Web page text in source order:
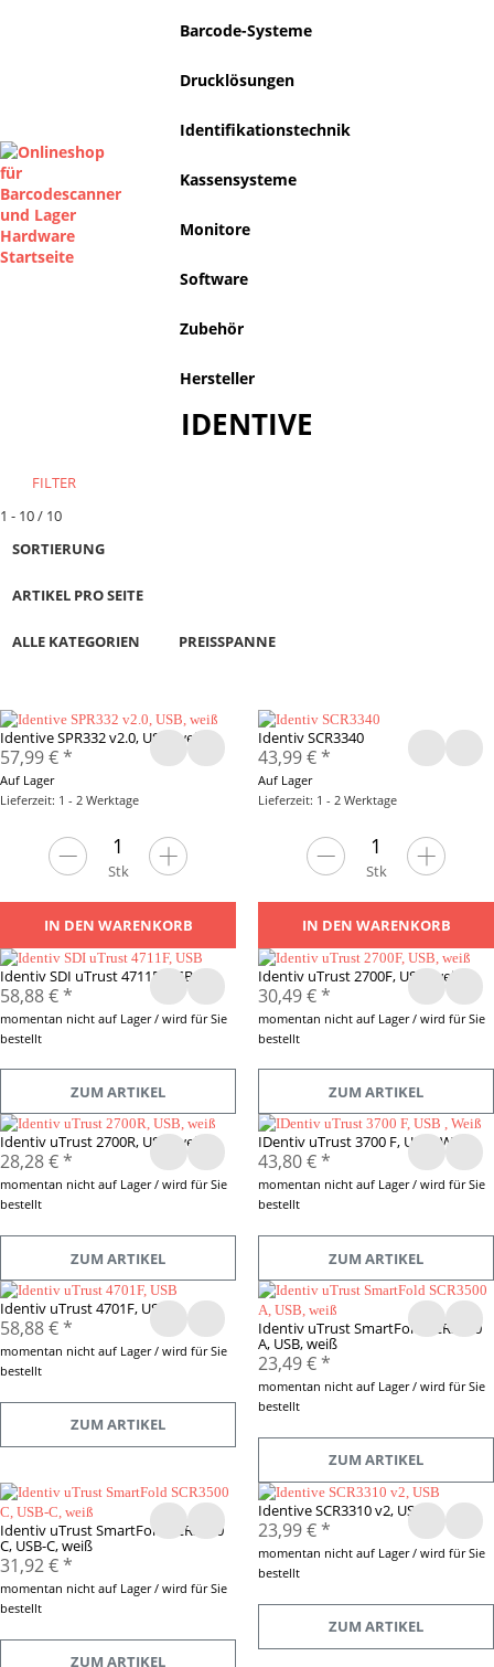
Barcode-Systeme
Drucklösungen
Identifikationstechnik
Kassensysteme
Monitore
Software
Zubehör
Hersteller
IDENTIVE
FILTER
1 - 10 / 10
SORTIERUNG
ARTIKEL PRO SEITE
ALLE KATEGORIEN PREISSPANNE
Identive SPR332 v2.0, USB, weiß
57,99 €*
Auf Lager
Lieferzeit: 1 - 2 Werktage
Stk
IN DEN WARENKORB
Identiv SCR3340
43,99 €*
Auf Lager
Lieferzeit: 1 - 2 Werktage
Stk
IN DEN WARENKORB
Identiv SDI uTrust 4711F, USB
58,88 €*
momentan nicht auf Lager / wird für Sie
bestellt
ZUM ARTIKEL
Identiv uTrust 2700F, USB, weiß
30,49 €*
momentan nicht auf Lager / wird für Sie
bestellt
ZUM ARTIKEL
Identiv uTrust 2700R, USB, weiß
28,28 €*
momentan nicht auf Lager / wird für Sie
bestellt
ZUM ARTIKEL
IDentiv uTrust 3700 F, USB , Weiß
43,80 €*
momentan nicht auf Lager / wird für Sie
bestellt
ZUM ARTIKEL
Identiv uTrust 4701F, USB
58,88 €*
momentan nicht auf Lager / wird für Sie
bestellt
ZUM ARTIKEL
Identiv uTrust SmartFold SCR3500
A, USB, weiß
23,49 €*
momentan nicht auf Lager / wird für Sie
bestellt
ZUM ARTIKEL
Identiv uTrust SmartFold SCR3500
C, USB-C, weiß
31,92 €*
momentan nicht auf Lager / wird für Sie
bestellt
ZUM ARTIKEL
Identive SCR3310 v2, USB
23,99 €*
momentan nicht auf Lager / wird für Sie
bestellt
ZUM ARTIKEL